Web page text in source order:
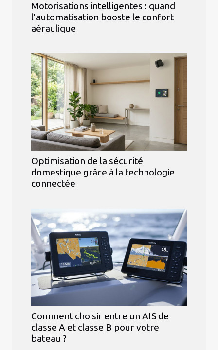
Motorisations intelligentes : quand
l’automatisation booste le confort
aéraulique
Optimisation de la sécurité
domestique grâce à la technologie
connectée
Comment choisir entre un AIS de
classe A et classe B pour votre
bateau ?